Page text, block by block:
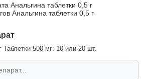
Анальгина таблетки 0,5 г
Анальгина таблетки 0,5 г
Таблетки 500 мг: 10 или 20 шт.